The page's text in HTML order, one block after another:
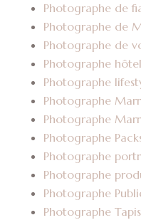
Photographe de
Photographe de
Photographe de
Photographe
Photographe
Photographe
Photographe
Photographe
Photographe
Photographe
Photographe
Photographe